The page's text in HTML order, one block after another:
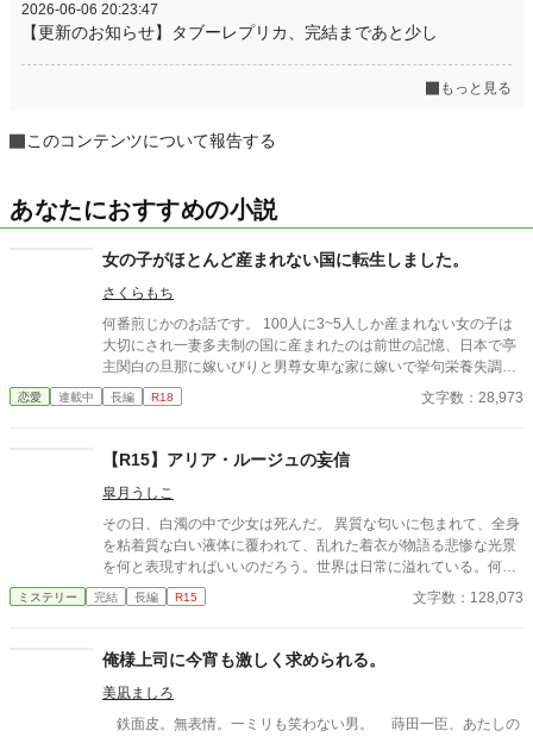
2026-06-06 20:23:47
【更新のお知らせ】タブーレプリカ、完結まであと少し
もっと見る
このコンテンツについて報告する
あなたにおすすめの小説
女の子がほとんど産まれない国に転生しました。
さくらもち
何番煎じかのお話です。 100人に3~5人しか産まれない女の子は
大切にされ一妻多夫制の国に産まれたのは前世の記憶、日本で亭
主関白の旦那に嫁いびりと男尊女卑な家に嫁いで挙句栄養失調と
過労死と言う令和になってもまだ昭和な家庭！でありえない最後
を迎えてしまった清水 理央、享年44歳 そんな彼女を不憫に思っ
恋愛 連載中 長編 R18 文字数：28,973
【R15】アリア・ルージュの妄信
皐月うしこ
その日、白濁の中で少女は死んだ。 異質な匂いに包まれて、全身
を粘着質な白い液体に覆われて、乱れた着衣が物語る悲惨な光景
を何と表現すればいいのだろう。世界は日常に溢れている。何気
ない会話、変わらない秒針、規則正しく進む人波。それでもここ
に、雲が形を変えるように、ガラスが粉々に砕けるように、一輪
ミステリー 完結 長編 R15 文字数：128,073
俺様上司に今宵も激しく求められる。
美凪ましろ
鉄面皮。無表情。一ミリも笑わない男。 蒔田一臣、あたしの